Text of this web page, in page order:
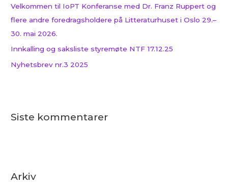
:Velkommen til IoPT Konferanse med Dr. Franz Ruppert og
flere andre foredragsholdere på Litteraturhuset i Oslo 29.–
30. mai 2026.
Innkalling og saksliste styremøte NTF 17.12.25
Nyhetsbrev nr.3 2025
Siste kommentarer
Arkiv